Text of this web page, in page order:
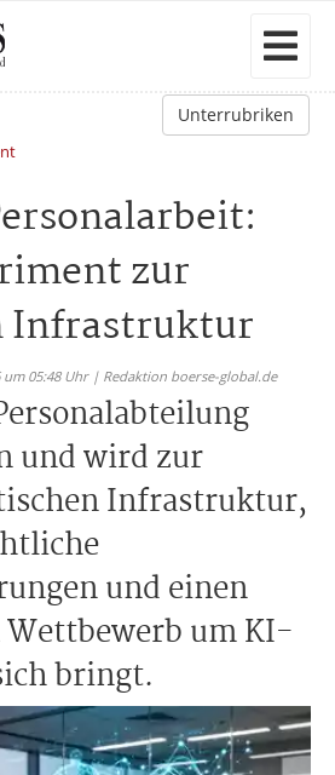
Unterrubriken
zur
Infrastruktur
um 05:48 Uhr | Redaktion boerse-global.de
und wird zur
Infrastruktur,
und einen
um KI-
bringt.